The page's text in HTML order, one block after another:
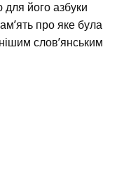
для його азбуки
про яке була
слов’янським